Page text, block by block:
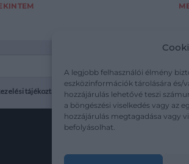
A legjobb felhasználói élmény
eszközinformációk tárolására és/
hozzájárulás lehetővé teszi
a böngészési viselkedés vagy az
hozzájárulás megtagadása vagy
befolyásolhat.
tájékoztatót: mutargy.com/adatkezelesi-